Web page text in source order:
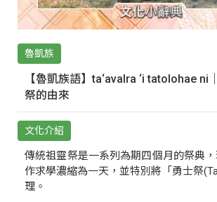
魯凱族
【魯凱族語】ta‘avalra ‘i tatolohae ni
祭的由來
文化介紹
傳統祖靈祭是一系列為期四個月的祭典
作求學濃縮為一天，並特別將「勇士祭
理。